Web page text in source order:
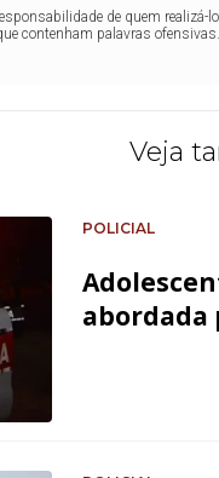
de quem
contenham palavras ofensivas.
Veja
POLICIAL
abordada